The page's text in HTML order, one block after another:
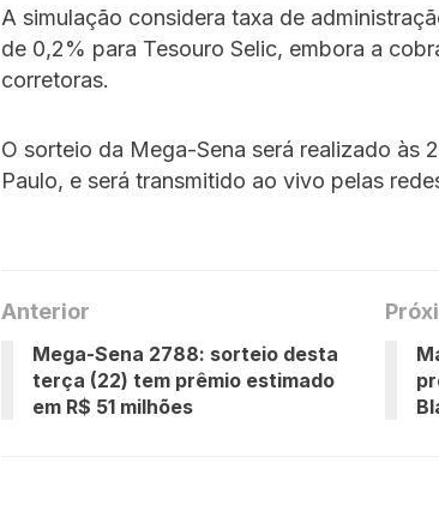
A simulação considera taxa de
de 0,2% para Tesouro Selic, embora a
corretoras.
O sorteio da Mega-Sena será realizado às
Paulo, e será transmitido ao vivo pelas
Anterior
Mega-Sena 2788: sorteio desta
terça (22) tem prêmio estimado
em R$ 51 milhões